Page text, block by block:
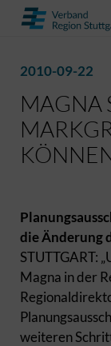
2010-09-22
MAGNA
die Änderung
STUTTGART:
Magna in der
weiteren